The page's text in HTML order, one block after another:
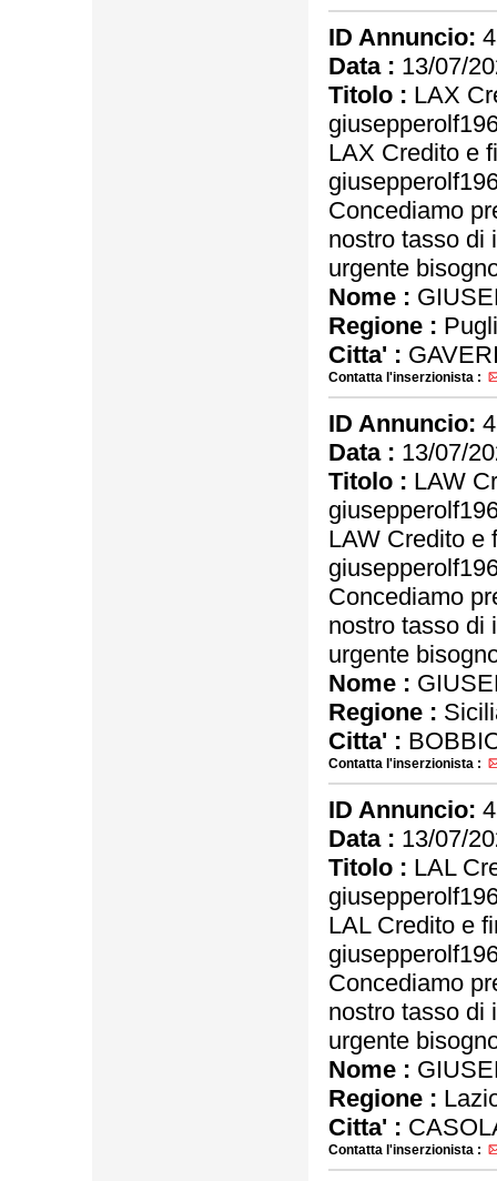
ID Annuncio:
Data : 13/07/
Titolo : LAX
LAX Credito e
Concediamo
nostro tasso di
urgente
Nome :
Regione :
Citta' :
Contatta l'inserzionista :
ID Annuncio:
Data : 13/07/
Titolo : LAW
LAW Credito e
Concediamo
nostro tasso di
urgente
Nome :
Regione :
Citta' :
Contatta l'inserzionista :
ID Annuncio:
Data : 13/07/
Titolo : LAL
LAL Credito e
Concediamo
nostro tasso di
urgente
Nome :
Regione :
Citta' :
Contatta l'inserzionista :